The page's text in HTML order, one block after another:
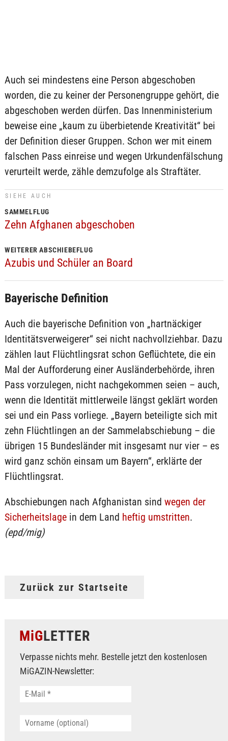
Auch sei mindestens eine Person abgeschoben
worden, die zu keiner der Personengruppe gehört, die
abgeschoben werden dürfen. Das Innenministerium
beweise eine „kaum zu überbietende Kreativität“ bei
der Definition dieser Gruppen. Schon wer mit einem
falschen Pass einreise und wegen Urkundenfälschung
verurteilt werde, zähle demzufolge als Straftäter.
SIEHE AUCH
SAMMELFLUG
Zehn Afghanen abgeschoben
WEITERER ABSCHIEBEFLUG
Azubis und Schüler an Board
Bayerische Definition
Auch die bayerische Definition von „hartnäckiger
Identitätsverweigerer“ sei nicht nachvollziehbar. Dazu
zählen laut Flüchtlingsrat schon Geflüchtete, die ein
Mal der Aufforderung einer Ausländerbehörde, ihren
Pass vorzulegen, nicht nachgekommen seien – auch,
wenn die Identität mittlerweile längst geklärt worden
sei und ein Pass vorliege. „Bayern beteiligte sich mit
zehn Flüchtlingen an der Sammelabschiebung – die
übrigen 15 Bundesländer mit insgesamt nur vier – es
wird ganz schön einsam um Bayern“, erklärte der
Flüchtlingsrat.
Abschiebungen nach Afghanistan sind wegen der
Sicherheitslagein dem Land heftig umstritten.
(epd/mig)
Zurück zur Startseite
MiGLETTER
Verpasse nichts mehr. Bestelle jetzt den kostenlosen
MiGAZIN-Newsletter: